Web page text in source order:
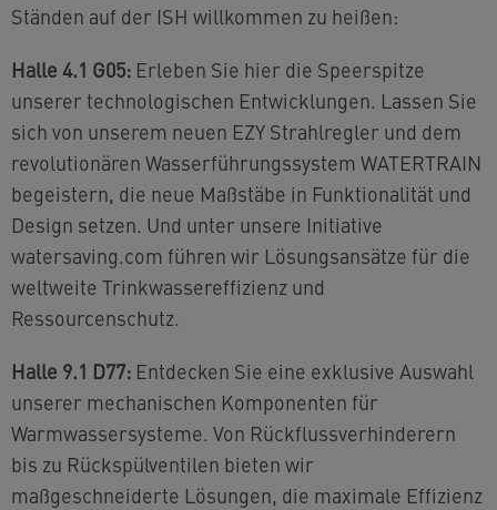
Ständen auf der ISH willkommen zu heißen:
Halle 4.1 G05: Erleben Sie hier die Speerspitze
unserer technologischen Entwicklungen. Lassen Sie
sich von unserem neuen EZY Strahlregler und dem
revolutionären Wasserführungssystem WATERTRAIN
begeistern, die neue Maßstäbe in Funktionalität und
Design setzen. Und unter unsere Initiative
watersaving.com führen wir Lösungsansätze für die
weltweite Trinkwassereffizienz und
Ressourcenschutz.
Halle 9.1 D77: Entdecken Sie eine exklusive Auswahl
unserer mechanischen Komponenten für
Warmwassersysteme. Von Rückflussverhinderern
bis zu Rückspülventilen bieten wir
maßgeschneiderte Lösungen, die maximale Effizienz